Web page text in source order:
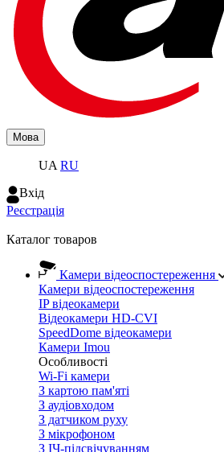
Мова
UA RU
Вхiд
Реєстрація
Каталог товаров
Камери відеоспостереження
Камери відеоспостереження
IP відеокамери
Відеокамери HD-CVI
SpeedDome відеокамери
Камери Imou
Особливості
Wi-Fi камери
З картою пам'яті
З аудіовходом
З датчиком руху
З мікрофоном
З ІЧ-підсвічуванням